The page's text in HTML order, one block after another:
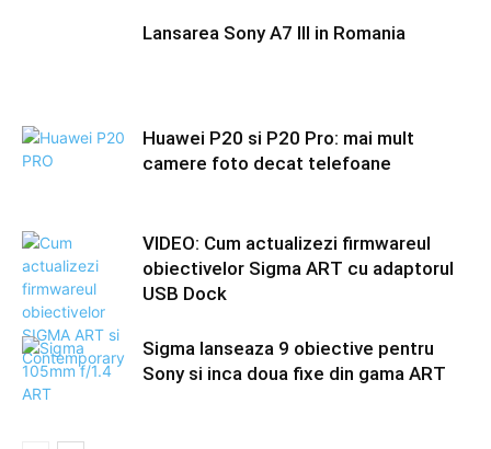
Lansarea Sony A7 III in Romania
Huawei P20 si P20 Pro: mai mult
camere foto decat telefoane
VIDEO: Cum actualizezi firmwareul
obiectivelor Sigma ART cu adaptorul
USB Dock
Sigma lanseaza 9 obiective pentru
Sony si inca doua fixe din gama ART